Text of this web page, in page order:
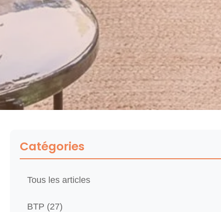
Catégories
Tous les articles
BTP (27)